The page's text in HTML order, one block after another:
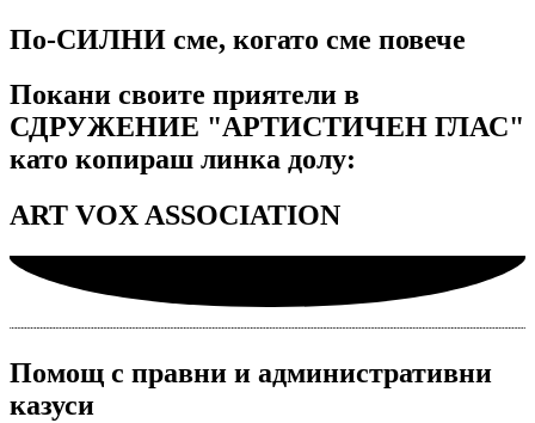
По-СИЛНИ сме, когато сме повече
Покани своите приятели в
СДРУЖЕНИЕ "АРТИСТИЧЕН ГЛАС"
като копираш линка долу:
ART VOX ASSOCIATION
Помощ с правни и административни
казуси